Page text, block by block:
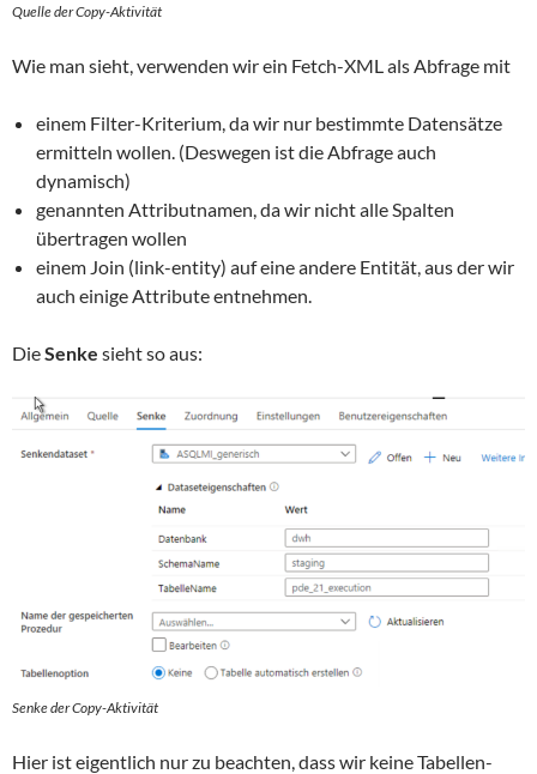
Quelle der Copy-Aktivität
Wie man sieht, verwenden wir ein Fetch-XML als Abfrage mit
einem Filter-Kriterium, da wir nur bestimmte Datensätze
ermitteln wollen. (Deswegen ist die Abfrage auch
dynamisch)
genannten Attributnamen, da wir nicht alle Spalten
übertragen wollen
einem Join (link-entity) auf eine andere Entität, aus der wir
auch einige Attribute entnehmen.
DieSenke sieht so aus:
Senke der Copy-Aktivität
Hier ist eigentlich nur zu beachten, dass wir keine Tabellen-